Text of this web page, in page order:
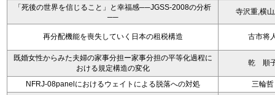
「死後の世界を信じること」と幸福感──JGSS-2008の分析
──
寺沢重,横
再分配機能を喪失していく日本の租税構造 古市将
既婚女性からみた夫婦の家事分担ー家事分担の平等化過程に
おける規定構造の変化
乾 順
NFRJ-08panelにおけるウェイトによる脱落への対処
三輪哲